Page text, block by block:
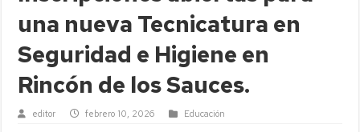
una nueva Tecnicatura en
Seguridad e Higiene en
Rincón de los Sauces.
editor febrero 10, 2026 Educación